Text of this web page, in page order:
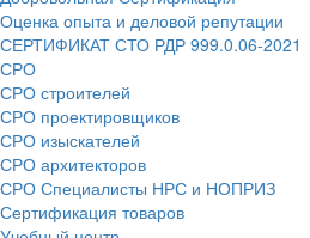
Оценка опыта и деловой репутации
СЕРТИФИКАТ СТО РДР 999.0.06-2021
СРО
СРО строителей
СРО проектировщиков
СРО изыскателей
СРО архитекторов
СРО Специалисты НРС и НОПРИЗ
Сертификация товаров